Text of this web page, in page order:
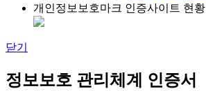
개인정보보호마크 인증사이트 현황
닫기
정보보호 관리체계 인증서